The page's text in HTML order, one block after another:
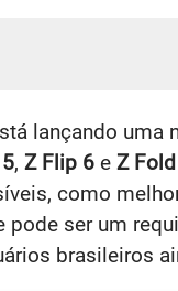
lançando uma
, Z Flip 6 e Z
como
pode ser um
brasileiros